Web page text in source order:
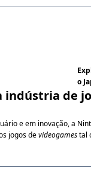
o
indústria de
e em inovação, a
jogos devideogamestal